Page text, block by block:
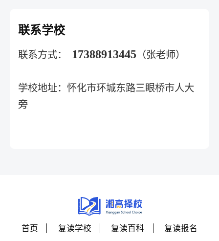
联系学校
联系方式： 17388913445 （张老师）
学校地址：怀化市环城东路三眼桥市人大
旁
首页 复读学校 复读百科 复读报名